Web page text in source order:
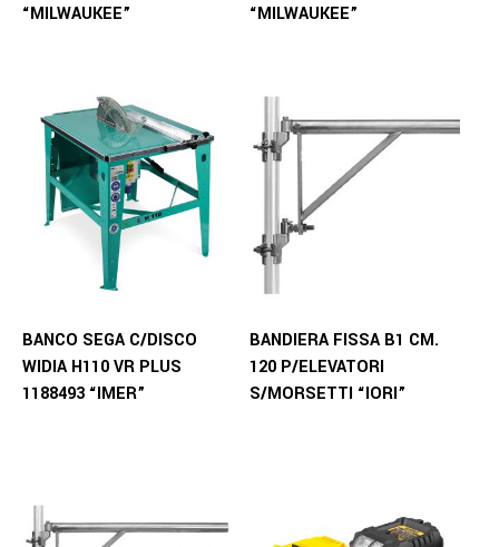
“MILWAUKEE”
“MILWAUKEE”
BANCO SEGA C/DISCO
WIDIA H110 VR PLUS
1188493 “IMER”
BANDIERA FISSA B1 CM.
120 P/ELEVATORI
S/MORSETTI “IORI”